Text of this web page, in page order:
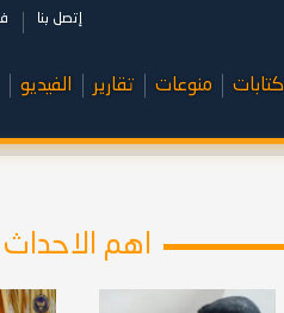
إتصل بنا
كتابات منوعات تقارير الفيديو
اهم الاحداث